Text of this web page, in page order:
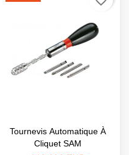
Tournevis Automatique À
Cliquet SAM